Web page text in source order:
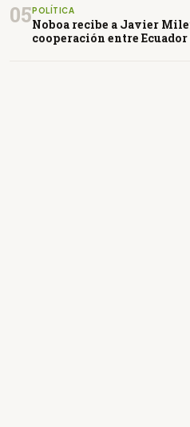
05 POLÍTICA
Noboa recibe a Javier
cooperación entre